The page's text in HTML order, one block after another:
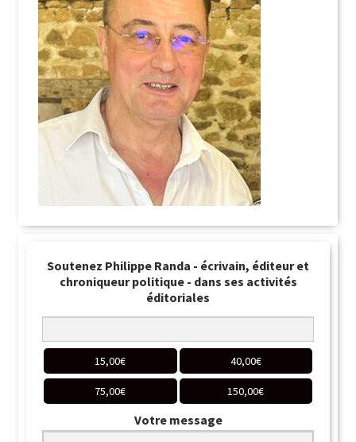
Soutenez Philippe Randa - écrivain, éditeur et
chroniqueur politique - dans ses activités
éditoriales
15,00€ 40,00€
75,00€ 150,00€
Votre message